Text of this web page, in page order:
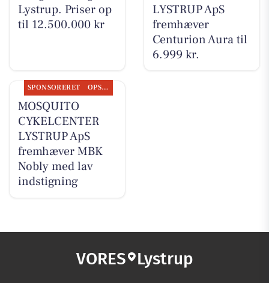
Lystrup. Priser op
til 12.500.000 kr
LYSTRUP ApS
fremhæver
Centurion Aura til
6.999 kr.
SPONSORERET OPSLAGSTAVLEN
MOSQUITO
CYKELCENTER
LYSTRUP ApS
fremhæver MBK
Nobly med lav
indstigning
VORES Lystrup